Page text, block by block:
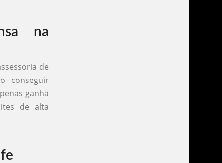
na
de
conseguir
ganha
de alta